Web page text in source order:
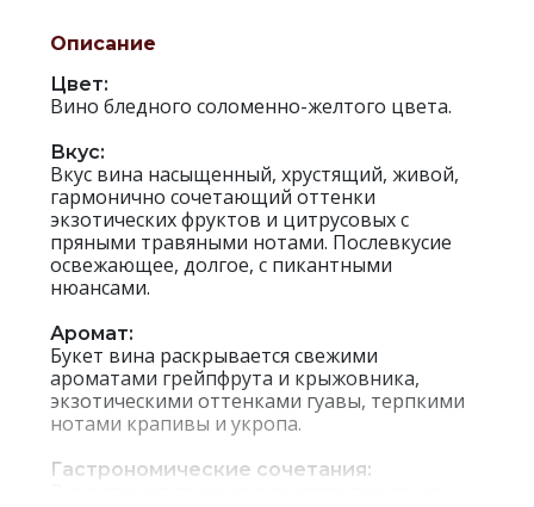
Описание
Цвет:
Вино бледного соломенно-желтого цвета.
Вкус:
Вкус вина насыщенный, хрустящий, живой,
гармонично сочетающий оттенки
экзотических фруктов и цитрусовых с
пряными травяными нотами. Послевкусие
освежающее, долгое, с пикантными
нюансами.
Аромат:
Букет вина раскрывается свежими
ароматами грейпфрута и крыжовника,
экзотическими оттенками гуавы, терпкими
нотами крапивы и укропа.
Гастрономические сочетания: